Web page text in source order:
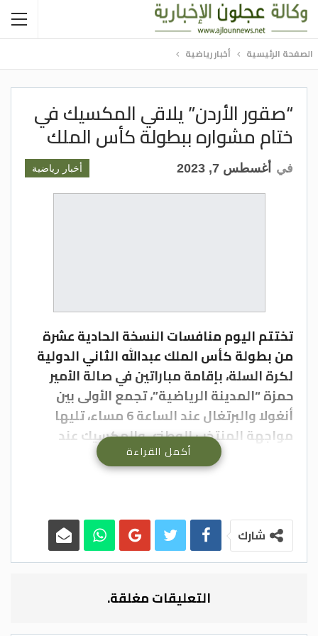
الصفحة الرئيسية أخبار رياضية
“صقور الأردن” يلاقي المكسيك في
ختام مشواره ببطولة كأس الملك
أخبار رياضية في أغسطس 7, 2023
تختتم اليوم منافسات النسخة الحادية عشرة
من بطولة كأس الملك عبدالله الثاني الدولية
لكرة السلة، بإقامة مباراتين في صالة الأمير
حمزة “المدينة الرياضية”، تجمع الأولى بين
أنغولا والبرتغال عند الساعة 6 مساء، تليها
مواجهة المنتخب الوطني والمكسيك عند
فيما تغلبت المكسيك على أنغولا (78-76)
والبرتغال (79-71)، ضمن تحضيراتهما لخوض
أكمل القراءة
شارك
التعليقات مغلقة.